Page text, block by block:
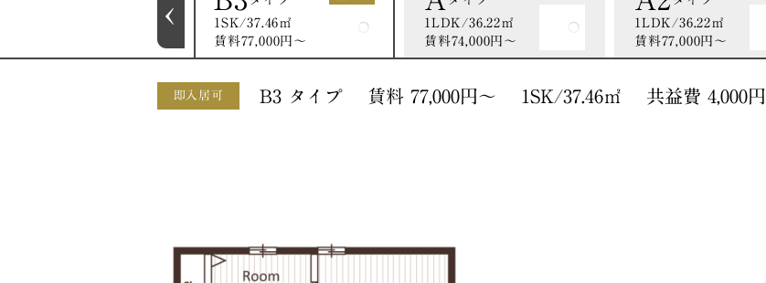
1SK/37.46㎡
賃料77,000円〜
1LDK/36.22㎡
賃料74,000円〜
1LDK/36.22㎡
賃料77,000円〜
即入居可 B3 タイプ 賃料 77,000円〜 1SK/37.46㎡ 共益費 4,000円